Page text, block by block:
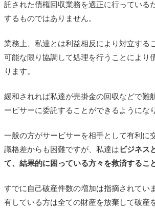
託された債権回収業務を適正に行っている
するものではありません。
業務上、私達とは利益相反により対立する
可能な限り協調して処理を行うことにより
ります。
緩和されれば私達が売掛金の回収などで難
ービサーに委託することができるようにな
一般の方がサービサーを相手として有利に
識格差からも困難ですが、私達は ビジネス
て、結果的に困っている方々を救済するこ
すでに自己破産件数の増加は指摘されてい
有している方は全ての財産を放棄して破産